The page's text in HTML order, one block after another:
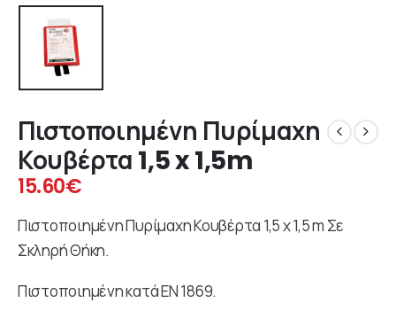
Πιστοποιημένη Πυρίμαχη
Κουβέρτα 1,5 x 1,5m
15.60€
Πιστοποιημένη Πυρίμαχη Κουβέρτα 1,5 x 1,5 m Σε
Σκληρή Θήκη.
Πιστοποιημένη κατά ΕΝ 1869.